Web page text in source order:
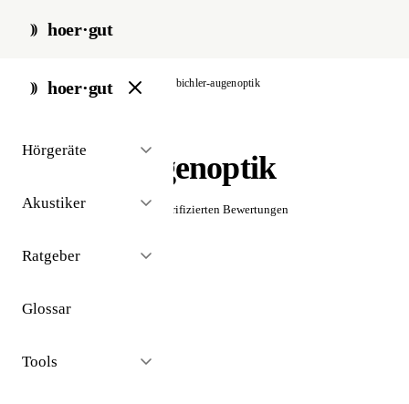
hoer·gut
hoer·gut
Hörgeräte
Akustiker
Ratgeber
Glossar
Tools
start / akustiker / bendorf bichler-augenoptik
Bichler Augenoptik
☆☆☆☆☆ Noch keine verifizierten Bewertungen